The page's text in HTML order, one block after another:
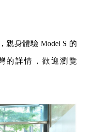
親身體驗 Model S 的
的詳情，歡迎瀏覽